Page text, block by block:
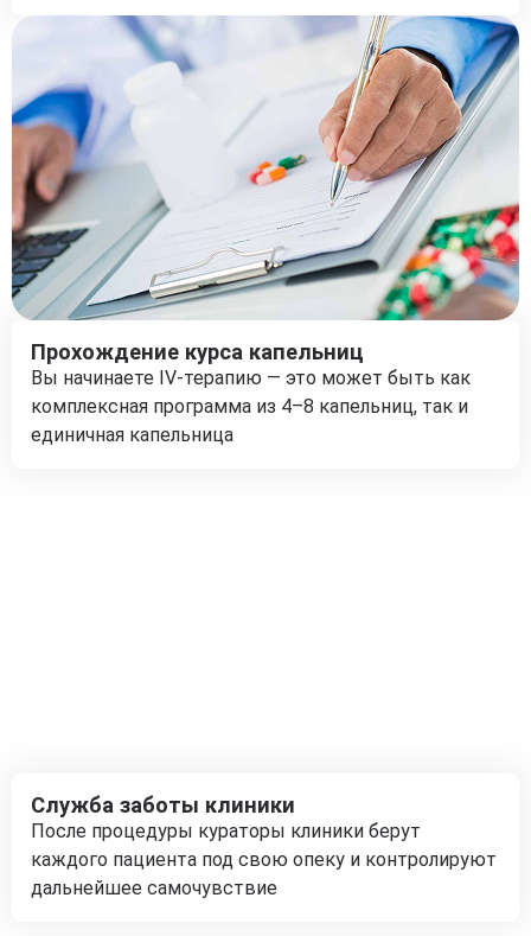
Прохождение курса капельниц
Вы начинаете IV-терапию — это может быть как
комплексная программа из 4–8 капельниц, так и
единичная капельница
Служба заботы клиники
После процедуры кураторы клиники берут
каждого пациента под свою опеку и контролируют
дальнейшее самочувствие